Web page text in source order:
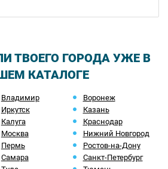
ТВОЕГО ГОРОДА УЖЕ В
КАТАЛОГЕ
Владимир
Воронеж
Иркутск
Казань
Калуга
Краснодар
Москва
Нижний Новгород
Пермь
Ростов-на-Дону
Самара
Санкт-Петербург